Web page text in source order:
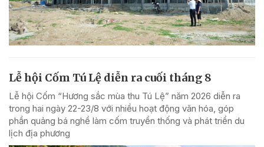
Lễ hội Cốm Tú Lệ diễn ra cuối tháng 8
Lễ hội Cốm “Hương sắc mùa thu Tú Lệ” năm 2026 diễn ra
trong hai ngày 22-23/8 với nhiều hoạt động văn hóa, góp
phần quảng bá nghề làm cốm truyền thống và phát triển du
lịch địa phương